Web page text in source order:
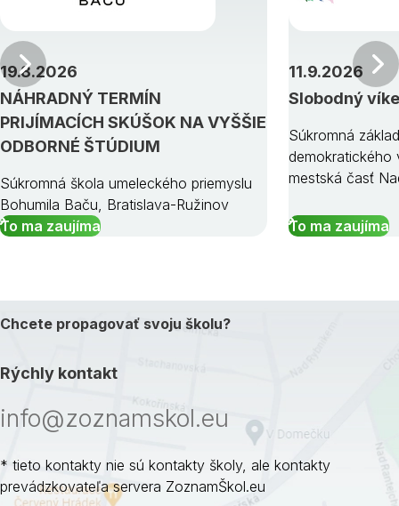
NÁHRADNÝ TERMÍN
PRIJÍMACÍCH SKÚŠOK NA VYŠŠIE
ODBORNÉ ŠTÚDIUM
19.8.2026
Súkromná škola umeleckého priemyslu
Bohumila Baču, Bratislava-Ružinov
To ma zaujíma
Slobodný
11.9.2026
Súkromná
demokratického
mestská časť
To ma zaujíma
Predchádzajúci
Chcete propagovať svoju školu?
Rýchly kontakt
info@zoznamskol.eu
* tieto kontakty nie sú kontakty školy, ale kontakty
prevádzkovateľa servera ZoznamŠkol.eu